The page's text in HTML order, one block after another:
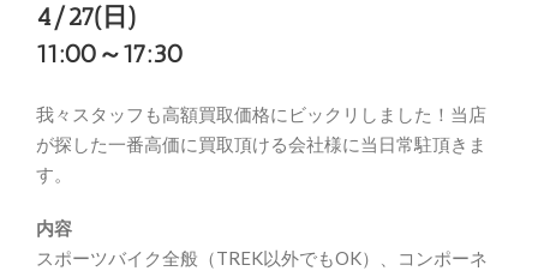
4/27(日)
11:00～17:30
我々スタッフも高額買取価格にビックリしました！当店
が探した一番高価に買取頂ける会社様に当日常駐頂きま
す。
内容
スポーツバイク全般（TREK以外でもOK）、コンポーネ